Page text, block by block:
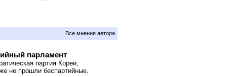
Все мнения автора
парламент
партия Кореи,
не прошли беспартийные.